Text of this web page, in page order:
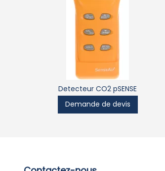
Detecteur CO2 pSENSE
Demande de devis